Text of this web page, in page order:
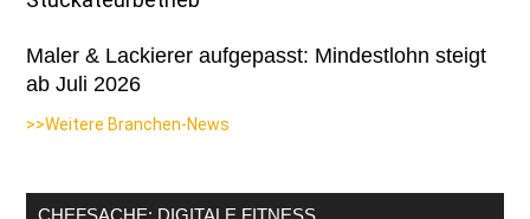
Maler & Lackierer aufgepasst: Mindestlohn steigt
ab Juli 2026
>>Weitere Branchen-News